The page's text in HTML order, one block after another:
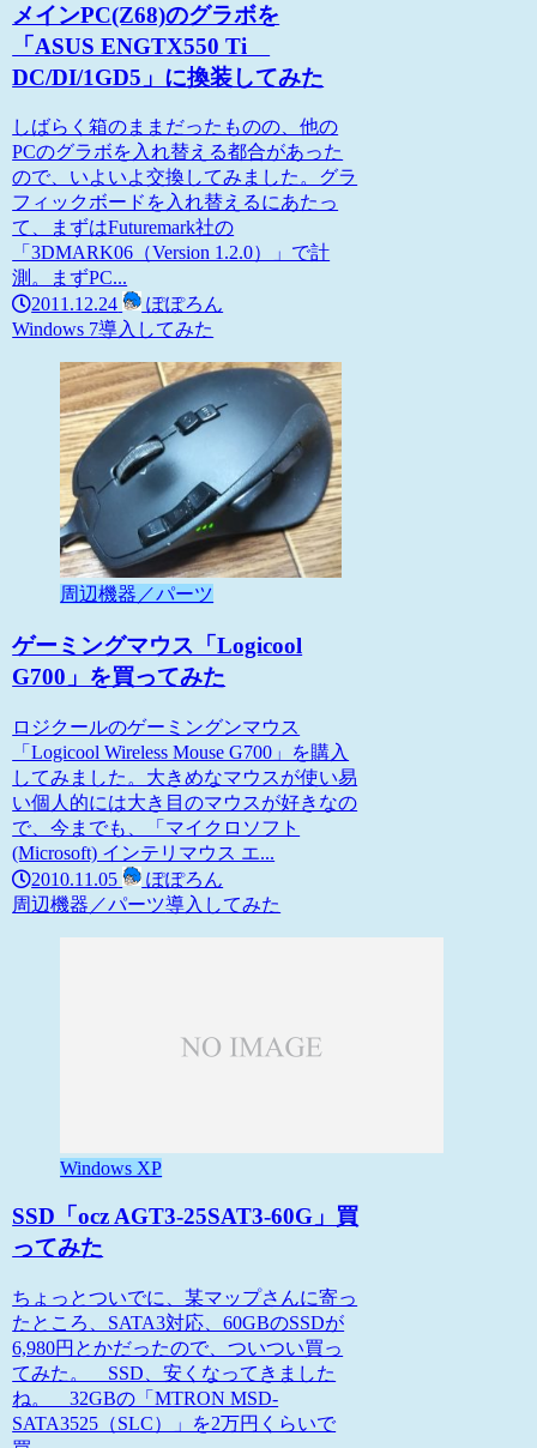
メインPC(Z68)のグラボを
「ASUS ENGTX550 Ti
DC/DI/1GD5」に換装してみた
しばらく箱のままだったものの、他の
PCのグラボを入れ替える都合があった
ので、いよいよ交換してみました。グラ
フィックボードを入れ替えるにあたっ
て、まずはFuturemark社の
「3DMARK06（Version 1.2.0）」で計
測。まずPC...
2011.12.24
ぽぽろん
Windows 7導入してみた
周辺機器／パーツ
ゲーミングマウス「Logicool
G700」を買ってみた
ロジクールのゲーミングンマウス
「Logicool Wireless Mouse G700」を購入
してみました。大きめなマウスが使い易
い個人的には大き目のマウスが好きなの
で、今までも、「マイクロソフト
(Microsoft) インテリマウス エ...
2010.11.05
ぽぽろん
周辺機器／パーツ導入してみた
Windows XP
SSD「ocz AGT3-25SAT3-60G」買
ってみた
ちょっとついでに、某マップさんに寄っ
たところ、SATA3対応、60GBのSSDが
6,980円とかだったので、ついつい買っ
てみた。 SSD、安くなってきました
ね。 32GBの「MTRON MSD-
SATA3525（SLC）」を2万円くらいで